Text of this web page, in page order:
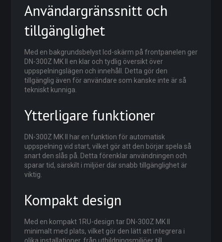
Användargränssnitt och
tillgänglighet
Med en bakgrundsbelyst lcd-skärm på frontpanelen ger
DN-300Z MK II en klar och tydlig översikt över
uppspelningslägen och innehåll. Detta gör den
tillgänglig även för användare som kanske inte är så
tekniskt kunniga.
Ytterligare funktioner
DN-300Z MK II har en funktion för automatisk
uppspelning vid start, vilket gör att den börjar spela så
snart den slås på. Detta förenklar användningen och
sparar tid, särskilt i miljöer där snabb tillgänglighet är
viktig.
Kompakt design
Med en kompakt 1RU-design tar DN-300Z MK II
minimalt med plats, vilket gör den lätt att integrera i
olika installationer, från utbildningsmiljöer till